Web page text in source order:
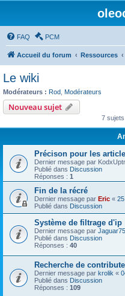
FAQ PCM
Accueil du forum Ressources
Le wiki
Modérateurs : Rod Modérateurs
Nouveau sujet
7 sujets
Précison pour les
Dernier message par
Publié dans Discussion
Réponses : 1
Fin de la récré
Dernier message par Eric «
Publié dans Discussion
Système de filtrage d'ip
Dernier message par Jaguar75
Publié dans Discussion
Réponses : 40
Recherche de
Dernier message par krolik «
Publié dans Discussion
Réponses : 109